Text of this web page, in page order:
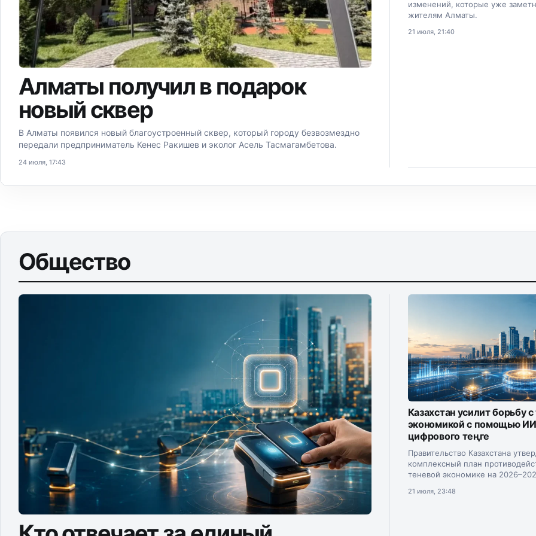
Алматы получил в подарок
новый сквер
В Алматы появился новый благоустроенный сквер, который городу безвозмездно
передали предприниматель Кенес Ракишев и эколог Асель Тасмагамбетова.
24 июля, 17:43
изменений, которые уже
жителям Алматы.
21 июля, 21:40
Общество
Казахстан усилит борьбу
экономикой с помощью
цифрового теңге
Правительство Казахстана
комплексный план
теневой экономике на
Олжас Бектенов.
21 июля, 23:48